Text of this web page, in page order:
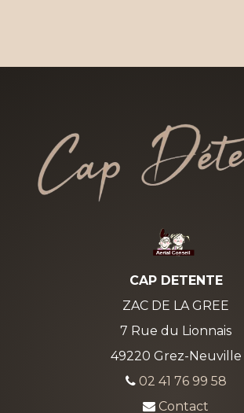
CAP DETENTE
ZAC DE LA GREE
7 Rue du Lionnais
49220 Grez-Neuville
02 41 76 99 58
Contact